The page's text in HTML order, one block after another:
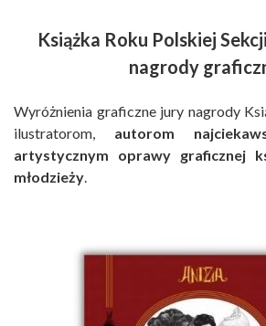
Książka Roku Polskiej
nagrody
Wyróżnienia graficzne jury nagrody
ilustratorom, autorom
artystycznym oprawy graficznej
młodzieży